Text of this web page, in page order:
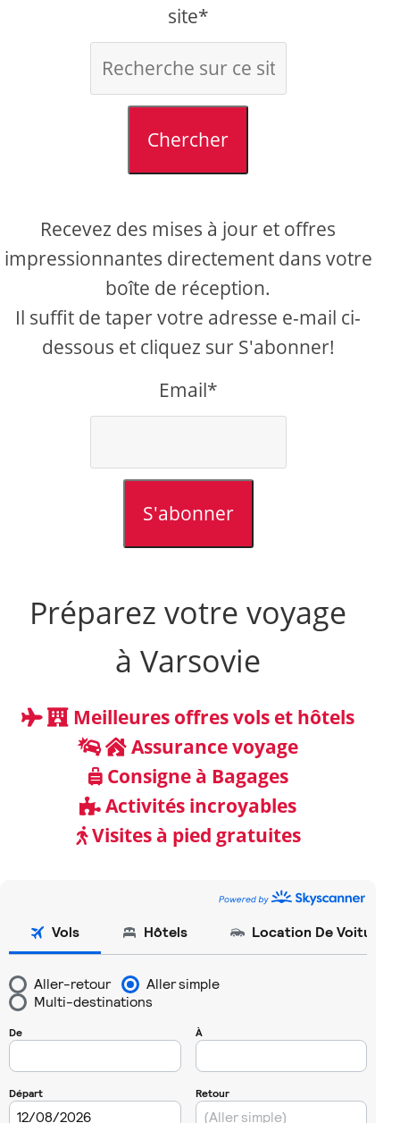
site*
Chercher
Recevez des mises à jour et offres
impressionnantes directement dans votre
boîte de réception.
Il suffit de taper votre adresse e-mail ci-
dessous et cliquez sur S'abonner!
Email*
S'abonner
Préparez votre voyage
à Varsovie
Meilleures offres vols et hôtels
Assurance voyage
Consigne à Bagages
Activités incroyables
Visites à pied gratuites